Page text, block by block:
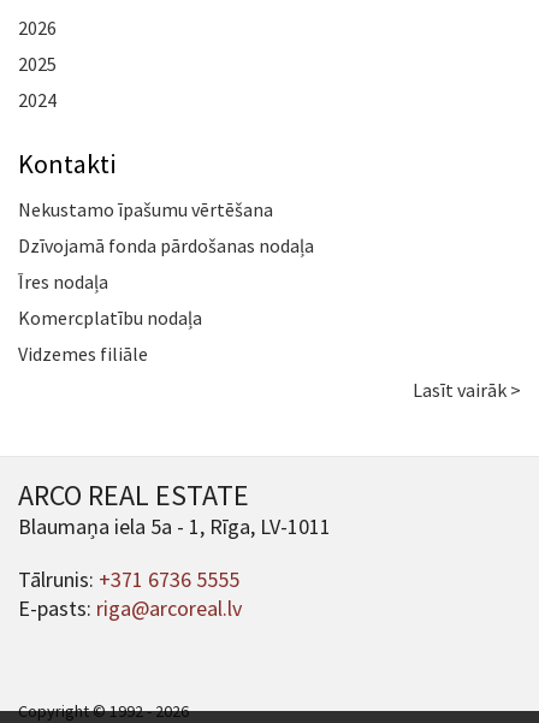
2026
2025
2024
Kontakti
Nekustamo īpašumu vērtēšana
Dzīvojamā fonda pārdošanas nodaļa
Īres nodaļa
Komercplatību nodaļa
Vidzemes filiāle
Lasīt vairāk >
ARCO REAL ESTATE
Blaumaņa iela 5a - 1, Rīga, LV-1011
Tālrunis: +371 6736 5555
E-pasts: riga@arcoreal.lv
Copyright © 1992 - 2026